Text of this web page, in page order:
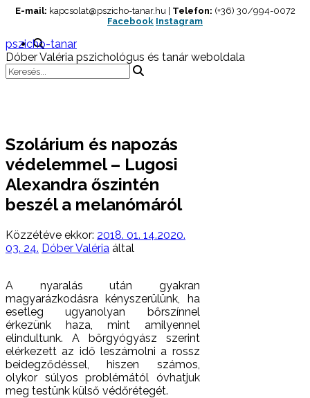
Skip
content
E-mail: kapcsolat@pszicho-tanar.hu | Telefon: (+36) 30/994-0072
Facebook Instagram
pszicho-tanar
Dóber Valéria pszichológus és tanár weboldala
Szolárium és napozás
védelemmel – Lugosi
Alexandra őszintén
beszél a melanómáról
Közzétéve ekkor: 2018. 01. 14.2020.
03. 24. Dóber Valéria által
A nyaralás után gyakran
magyarázkodásra kényszerülünk, ha
esetleg ugyanolyan bőrszínnel
érkezünk haza, mint amilyennel
elindultunk. A bőrgyógyász szerint
elérkezett az idő leszámolni a rossz
beidegződéssel, hiszen számos,
olykor súlyos problémától óvhatjuk
meg testünk külső védőrétegét.